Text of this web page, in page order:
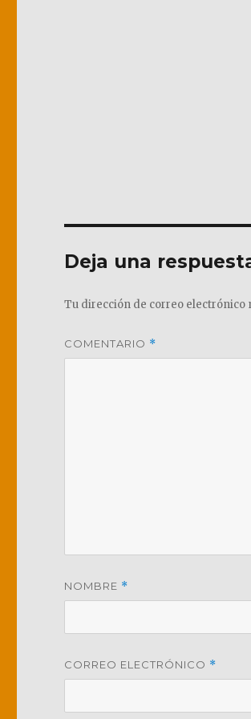
Deja una
Tu dirección de correo electrónico
COMENTARIO *
NOMBRE *
CORREO ELECTRÓNICO *